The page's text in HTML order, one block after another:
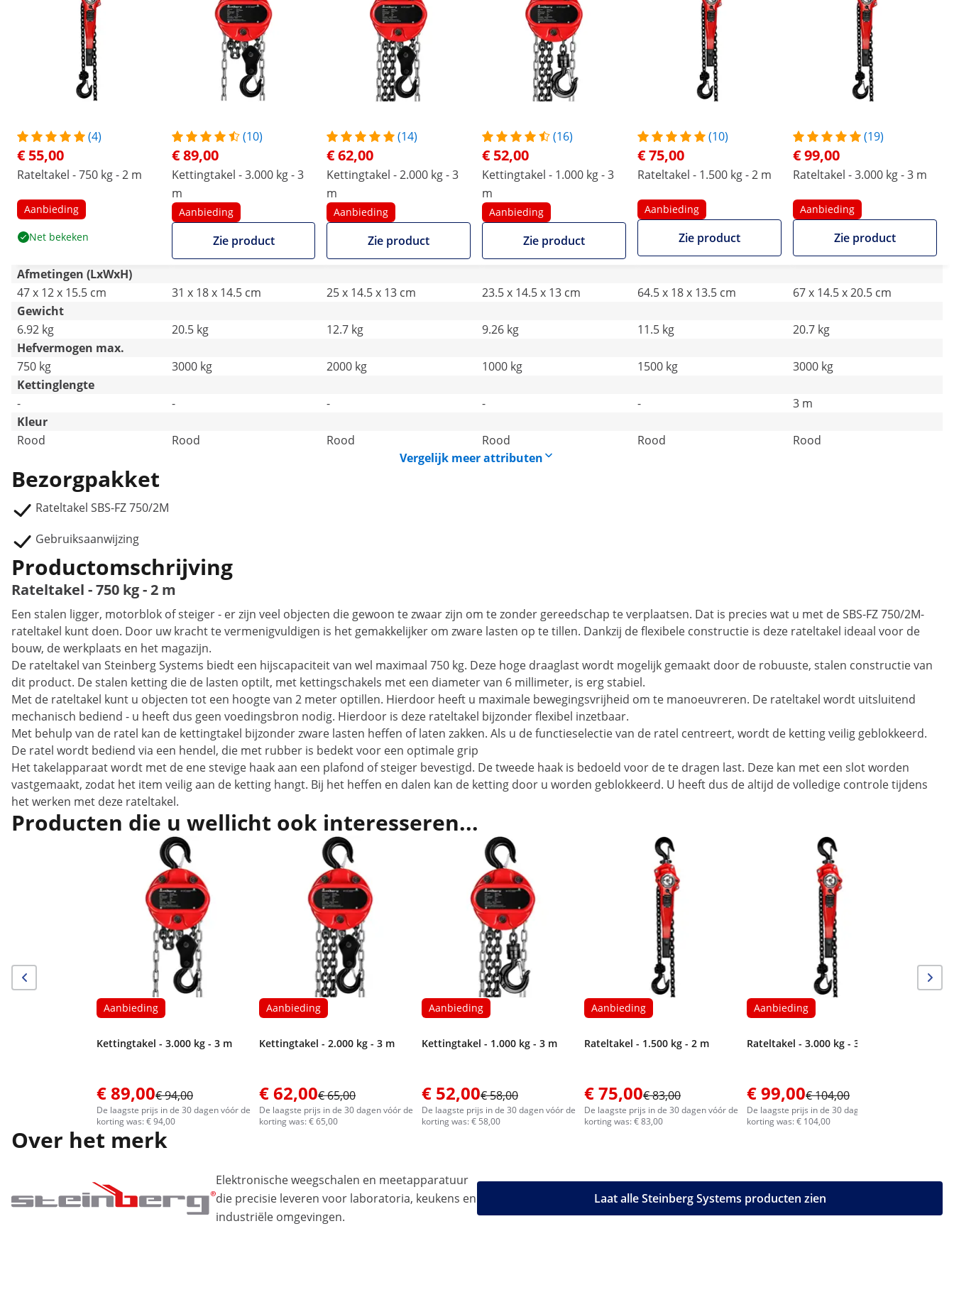
(4)
€ 55,00
Rateltakel - 750 kg - 2 m
Aanbieding
Net bekeken
(10)
€ 89,00
Kettingtakel - 3.000 kg - 3
m
Aanbieding
Zie product
(14)
€ 62,00
Kettingtakel - 2.000 kg - 3
m
Aanbieding
Zie product
(16)
€ 52,00
Kettingtakel - 1.000 kg - 3
m
Aanbieding
Zie product
(10)
€ 75,00
Rateltakel - 1.500 kg - 2 m
Aanbieding
Zie product
(19)
€ 99,00
Rateltakel - 3.000 kg - 3 m
Aanbieding
Zie product
Afmetingen (LxWxH)
47 x 12 x 15.5 cm
31 x 18 x 14.5 cm 25 x 14.5 x 13 cm 23.5 x 14.5 x 13 cm 64.5 x 18 x 13.5 cm
67 x 14.5 x 20.5 cm
Gewicht
6.92 kg
20.5 kg 12.7 kg 9.26 kg 11.5 kg
20.7 kg
Hefvermogen max.
750 kg
3000 kg 2000 kg 1000 kg 1500 kg
3000 kg
Kettinglengte
-
- - - -
3 m
Kleur
Rood
Rood Rood Rood Rood
Rood
Vergelijk meer attributen
Bezorgpakket
Rateltakel SBS-FZ 750/2M
Gebruiksaanwijzing
Productomschrijving
Rateltakel - 750 kg - 2 m
Een stalen ligger, motorblok of steiger - er zijn veel objecten die gewoon te zwaar zijn om te zonder gereedschap te verplaatsen. Dat is precies wat u met de SBS-FZ 750/2M-
rateltakel kunt doen. Door uw kracht te vermenigvuldigen is het gemakkelijker om zware lasten op te tillen. Dankzij de flexibele constructie is deze rateltakel ideaal voor de
bouw, de werkplaats en het magazijn.
De rateltakel van Steinberg Systems biedt een hijscapaciteit van wel maximaal 750 kg. Deze hoge draaglast wordt mogelijk gemaakt door de robuuste, stalen constructie van
dit product. De stalen ketting die de lasten optilt, met kettingschakels met een diameter van 6 millimeter, is erg stabiel.
Met de rateltakel kunt u objecten tot een hoogte van 2 meter optillen. Hierdoor heeft u maximale bewegingsvrijheid om te manoeuvreren. De rateltakel wordt uitsluitend
mechanisch bediend - u heeft dus geen voedingsbron nodig. Hierdoor is deze rateltakel bijzonder flexibel inzetbaar.
Met behulp van de ratel kan de kettingtakel bijzonder zware lasten heffen of laten zakken. Als u de functieselectie van de ratel centreert, wordt de ketting veilig geblokkeerd.
De ratel wordt bediend via een hendel, die met rubber is bedekt voor een optimale grip
Het takelapparaat wordt met de ene stevige haak aan een plafond of steiger bevestigd. De tweede haak is bedoeld voor de te dragen last. Deze kan met een slot worden
vastgemaakt, zodat het item veilig aan de ketting hangt. Bij het heffen en dalen kan de ketting door u worden geblokkeerd. U heeft dus de altijd de volledige controle tijdens
het werken met deze rateltakel.
Producten die u wellicht ook interesseren...
Aanbieding
Kettingtakel - 3.000 kg - 3 m
€ 89,00€ 94,00
De laagste prijs in de 30 dagen vóór de
korting was: € 94,00
Aanbieding
Kettingtakel - 2.000 kg - 3 m
€ 62,00€ 65,00
De laagste prijs in de 30 dagen vóór de
korting was: € 65,00
Aanbieding
Kettingtakel - 1.000 kg - 3 m
€ 52,00€ 58,00
De laagste prijs in de 30 dagen vóór de
korting was: € 58,00
Aanbieding
Rateltakel - 1.500 kg - 2 m
€ 75,00€ 83,00
De laagste prijs in de 30 dagen vóór de
korting was: € 83,00
Aanbieding
Rateltakel - 3.000 kg - 3 m
€ 99,00€ 104,00
De laagste prijs in de 30 dagen vóór de
korting was: € 104,00
Over het merk
Elektronische weegschalen en meetapparatuur
die precisie leveren voor laboratoria, keukens en
industriële omgevingen.
Laat alle Steinberg Systems producten zien